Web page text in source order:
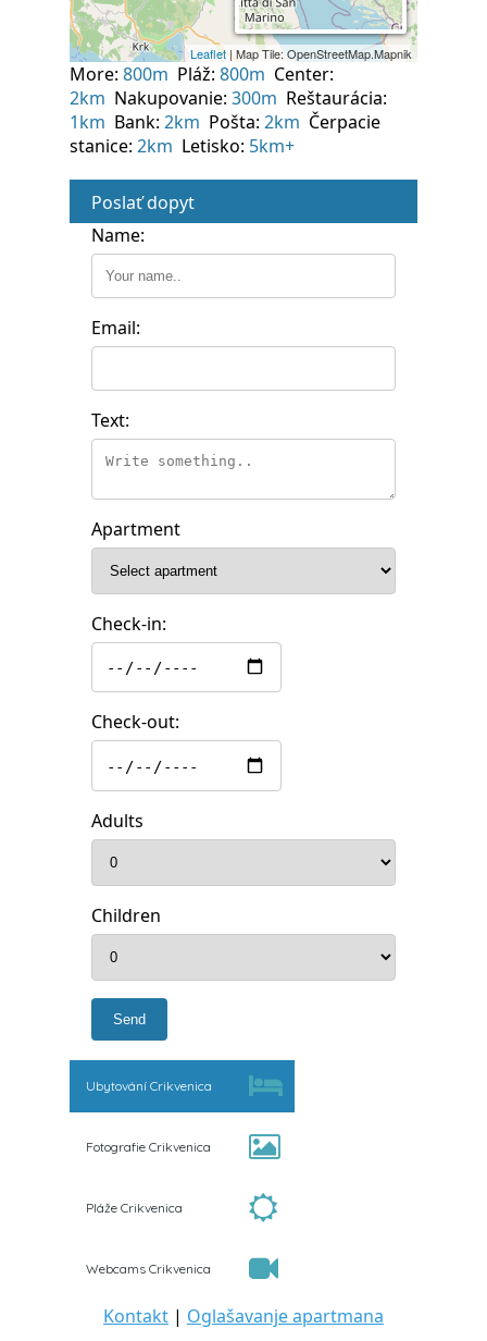
More: 800m Pláž: 800m Center:
2km Nakupovanie: 300m Reštaurácia:
1km Bank: 2km Pošta: 2km Čerpacie
stanice: 2km Letisko: 5km+
Poslať dopyt
Name:
Email:
Text:
Apartment
Check-in:
Check-out:
Adults
Children
Ubytování Crikvenica
Fotografie Crikvenica
Pláže Crikvenica
Webcams Crikvenica
Kontakt | Oglašavanje apartmana